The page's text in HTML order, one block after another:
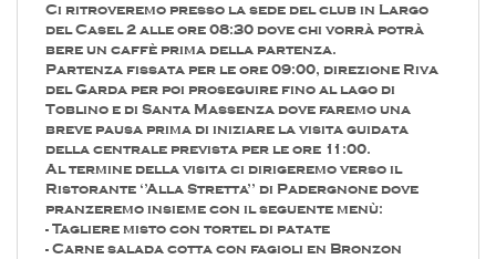
Ci ritroveremo presso la sede del club in Largo
del Casel 2 alle ore 08:30 dove chi vorrà potrà
bere un caffè prima della partenza.
Partenza fissata per le ore 09:00, direzione Riva
del Garda per poi proseguire fino al lago di
Toblino e di Santa Massenza dove faremo una
breve pausa prima di iniziare la visita guidata
della centrale prevista per le ore 11:00.
Al termine della visita ci dirigeremo verso il
Ristorante ‘’Alla Stretta’’ di Padergnone dove
pranzeremo insieme con il seguente menù:
- Tagliere misto con tortel di patate
- Carne salada cotta con fagioli en Bronzon